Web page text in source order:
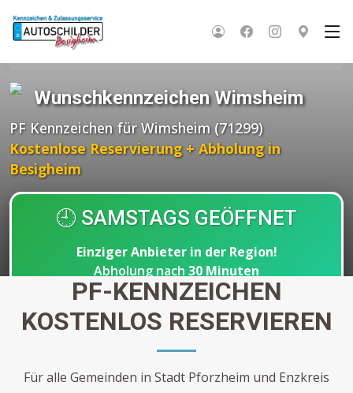
Startseite Wunschkennzeichen BW
Enzkreis
Wimsheim
Wunschkennzeichen Wimsheim
PF Kennzeichen für Wimsheim (71299)
Kostenlose Reservierung + Abholung in
Besigheim
🕘 SAMSTAGS GEÖFFNET
Einziger Anbieter in der Region!
Abholung nach 30 Minuten
PF-KENNZEICHEN
KOSTENLOS RESERVIEREN
Für alle Gemeinden in Stadt Pforzheim und Enzkreis